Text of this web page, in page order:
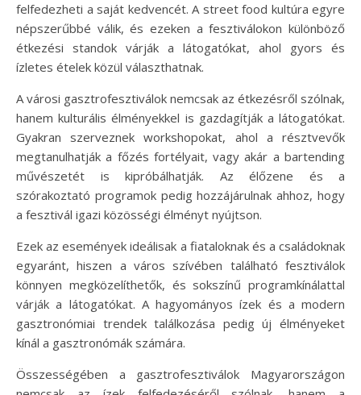
felfedezheti a saját kedvencét. A street food kultúra egyre
népszerűbbé válik, és ezeken a fesztiválokon különböző
étkezési standok várják a látogatókat, ahol gyors és
ízletes ételek közül választhatnak.
A városi gasztrofesztiválok nemcsak az étkezésről szólnak,
hanem kulturális élményekkel is gazdagítják a látogatókat.
Gyakran szerveznek workshopokat, ahol a résztvevők
megtanulhatják a főzés fortélyait, vagy akár a bartending
művészetét is kipróbálhatják. Az élőzene és a
szórakoztató programok pedig hozzájárulnak ahhoz, hogy
a fesztivál igazi közösségi élményt nyújtson.
Ezek az események ideálisak a fiataloknak és a családoknak
egyaránt, hiszen a város szívében található fesztiválok
könnyen megközelíthetők, és sokszínű programkínálattal
várják a látogatókat. A hagyományos ízek és a modern
gasztronómiai trendek találkozása pedig új élményeket
kínál a gasztronómák számára.
Összességében a gasztrofesztiválok Magyarországon